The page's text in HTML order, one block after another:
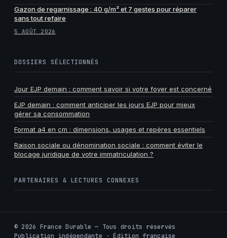
Gazon de regarnissage : 40 g/m² et 7 gestes pour réparer
sans tout refaire
5 AOÛT 2026
DOSSIERS SÉLECTIONNÉS
Jour EJP demain : comment savoir si votre foyer est concerné
EJP demain : comment anticiper les jours EJP pour mieux
gérer sa consommation
Format a4 en cm : dimensions, usages et repères essentiels
Raison sociale ou dénomination sociale : comment éviter le
blocage juridique de votre immatriculation ?
PARTENAIRES & LECTURES CONNEXES
©2026 France Durable — Tous droits réservés
Publication indépendante · Édition française